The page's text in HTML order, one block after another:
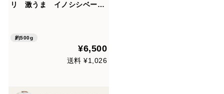
リ 激うま イノシシベーコ
約500g
¥6,500
送料 ¥1,026